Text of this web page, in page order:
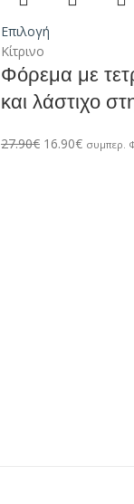
Επιλογή
Κίτρινο
Φόρεμα με
και λάστιχο
27.90€ 16.90€ συμπερ.